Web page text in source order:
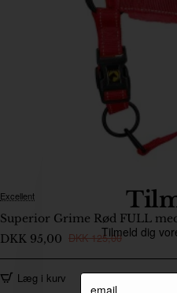
Tilmeld dig
email
2-5 Dage
Excellent
Superior Grime Rød FULL
DKK 95,00 DKK 125,00
Læg i kurv